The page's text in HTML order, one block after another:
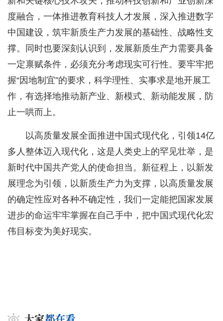
度融合，一体推进教育科技人才发展，深入推进数字
中国建设，筑牢新质生产力发展的基础性、战略性支
撑。同时也要深刻认识到，发展新质生产力需要具备
一定禀赋条件，必须充分考虑现实可行性。要牢牢把
握“因地制宜”的要求，科学理性、实事求是地开展工
作，有选择地推动新产业、新模式、新动能发展，防
止一哄而上。
以高质量发展全面推进中国式现代化，引领14亿
多人整体迈入现代化，这是人类史上的罕见壮举，是
新时代中国共产党人的使命担当。新征程上，以新发
展理念为引领，以新质生产力为支撑，以高质量发展
的确定性应对各种不确定性，我们一定能把国家发展
进步的命运牢牢掌握在自己手中，把中国式现代化宏
伟目标变为美好现实。